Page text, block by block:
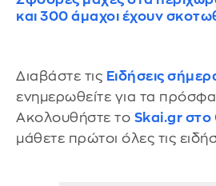
και 300 άμαχοι έχουν
Διαβάστε τις Ειδήσεις
ενημερωθείτε για τα
Ακολουθήστε το Skai.gr στο
μάθετε πρώτοι όλες τις